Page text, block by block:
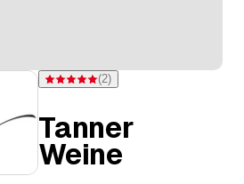
Bewertung 5 von 5 Sternen bei 2
(2)
Tanner
Weine